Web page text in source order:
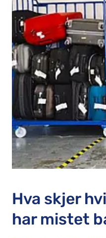
Hva skjer
har mistet